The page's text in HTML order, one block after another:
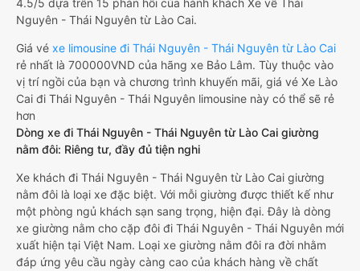
4.5/5 dựa trên 15 phản hồi của hành khách Xe về Thái
Nguyên - Thái Nguyên từ Lào Cai.
Giá vé xe limousine đi Thái Nguyên - Thái Nguyên từ Lào Cai
rẻ nhất là 700000VND của hãng xe Bảo Lâm. Tùy thuộc vào
vị trí ngồi của bạn và chương trình khuyến mãi, giá vé Xe Lào
Cai đi Thái Nguyên - Thái Nguyên limousine này có thể sẽ rẻ
hơn
Dòng xe đi Thái Nguyên - Thái Nguyên từ Lào Cai giường
nằm đôi: Riêng tư, đầy đủ tiện nghi
Xe khách đi Thái Nguyên - Thái Nguyên từ Lào Cai giường
nằm đôi là loại xe đặc biệt. Với mỗi giường được thiết kế như
một phòng ngủ khách sạn sang trọng, hiện đại. Đây là dòng
xe giường nằm cho cặp đôi đi Thái Nguyên - Thái Nguyên mới
xuất hiện tại Việt Nam. Loại xe giường nằm đôi ra đời nhằm
đáp ứng yêu cầu ngày càng cao của khách hàng về chất